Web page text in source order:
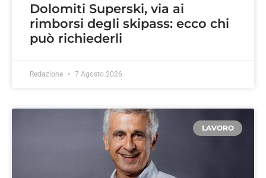
Dolomiti Superski, via ai
rimborsi degli skipass: ecco chi
può richiederli
Redazione 7 Agosto 2026
LAVORO